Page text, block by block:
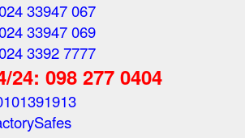
33947 067
33947 069
3392 7777
24: 098 277 0404